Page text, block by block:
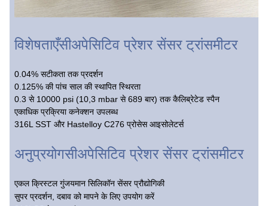
विशेषताएँसीअपेसिटिव प्रेशर सेंसर ट्रांसमीटर
0.04% सटीकता तक प्रदर्शन
0.125% की पांच साल की स्थापित स्थिरता
0.3 से 10000 psi (10,3 mbar से 689 बार) तक कैलिब्रेटेड स्पैन
एकाधिक प्रक्रिया कनेक्शन उपलब्ध
316L SST और Hastelloy C276 प्रोसेस आइसोलेटर्स
अनुप्रयोगसीअपेसिटिव प्रेशर सेंसर ट्रांसमीटर
एकल क्रिस्टल गुंजयमान सिलिकॉन सेंसर प्रौद्योगिकी
सुपर प्रदर्शन, दबाव को मापने के लिए उपयोग करें